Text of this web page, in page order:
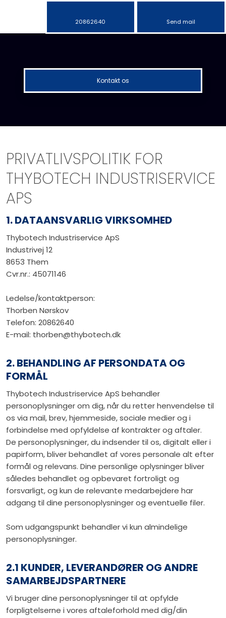
20862640 Send mail
Kontakt os​
PRIVATLIVSPOLITIK FOR
THYBOTECH INDUSTRISERVICE
APS
1. DATAANSVARLIG VIRKSOMHED
Thybotech Industriservice ApS
Industrivej 12
8653 Them
Cvr.nr.: 45071146
Ledelse/kontaktperson:
Thorben Nørskov
Telefon: 20862640
E-mail: thorben@thybotech.dk
2. BEHANDLING AF PERSONDATA OG
FORMÅL
Thybotech Industriservice ApS behandler
personoplysninger om dig, når du retter henvendelse til
os via mail, brev, hjemmeside, sociale medier og i
forbindelse med opfyldelse af kontrakter og aftaler.
De personoplysninger, du indsender til os, digitalt eller i
papirform, bliver behandlet af vores personale alt efter
formål og relevans. Dine personlige oplysninger bliver
således behandlet og opbevaret fortroligt og
forsvarligt, og kun de relevante medarbejdere har
adgang til dine personoplysninger og eventuelle filer.
Som udgangspunkt behandler vi kun almindelige
personoplysninger.
2.1 KUNDER, LEVERANDØRER OG ANDRE
SAMARBEJDSPARTNERE
Vi bruger dine personoplysninger til at opfylde
forpligtelserne i vores aftaleforhold med dig/din